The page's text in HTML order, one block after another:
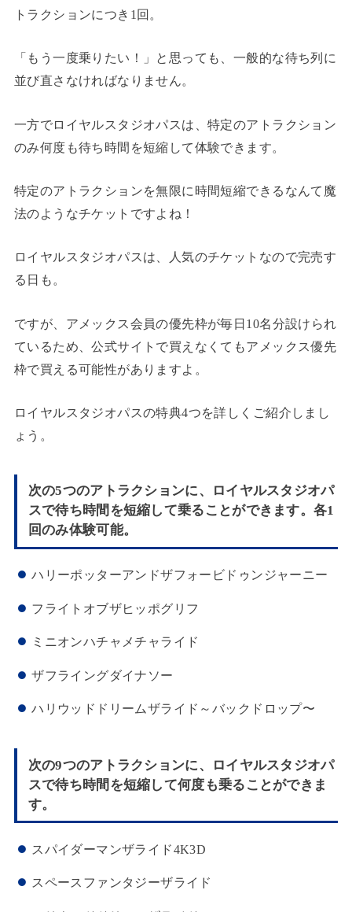
トラクションにつき1回。
「もう一度乗りたい！」と思っても、一般的な待ち列に
並び直さなければなりません。
一方でロイヤルスタジオパスは、特定のアトラクション
のみ何度も待ち時間を短縮して体験できます。
特定のアトラクションを無限に時間短縮できるなんて魔
法のようなチケットですよね！
ロイヤルスタジオパスは、人気のチケットなので完売す
る日も。
ですが、アメックス会員の優先枠が毎日10名分設けられ
ているため、公式サイトで買えなくてもアメックス優先
枠で買える可能性がありますよ。
ロイヤルスタジオパスの特典4つを詳しくご紹介しまし
ょう。
次の5つのアトラクションに、ロイヤルスタジオパ
スで待ち時間を短縮して乗ることができます。各1
回のみ体験可能。
ハリーポッターアンドザフォービドゥンジャーニー
フライトオブザヒッポグリフ
ミニオンハチャメチャライド
ザフライングダイナソー
ハリウッドドリームザライド～バックドロップ〜
次の9つのアトラクションに、ロイヤルスタジオパ
スで待ち時間を短縮して何度も乗ることができま
す。
スパイダーマンザライド4K3D
スペースファンタジーザライド